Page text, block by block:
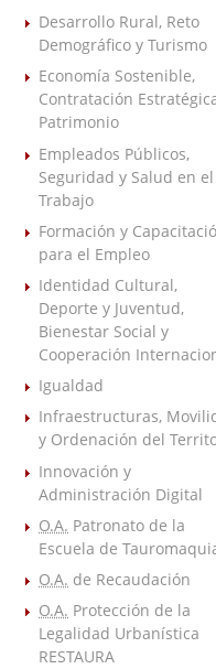
Desarrollo Rural, Reto
Demográfico y Turismo
Economía Sostenible,
Contratación
Patrimonio
Empleados Públicos,
Seguridad y Salud en el
Trabajo
Formación y
para el Empleo
Identidad Cultural,
Deporte y Juventud,
Bienestar Social y
Cooperación
Igualdad
Infraestructuras,
y Ordenación del
Innovación y
Administración Digital
O.A. Patronato de la
Escuela de
O.A. de Recaudación
O.A. Protección de la
Legalidad Urbanística
RESTAURA